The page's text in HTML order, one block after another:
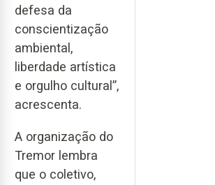
defesa da
conscientização
ambiental,
liberdade artística
e orgulho cultural”,
acrescenta.
A organização do
Tremor lembra
que o coletivo,